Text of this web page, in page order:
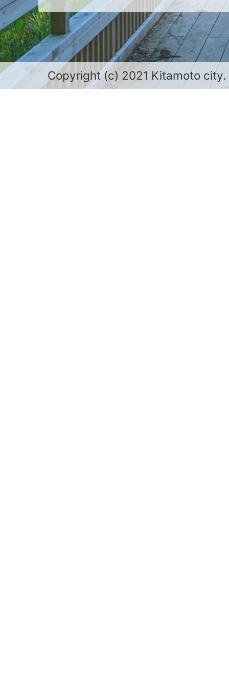
Copyright (c) 2021 Kitamoto city.